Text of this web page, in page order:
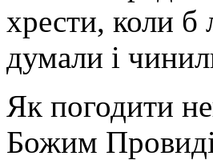
хрести, коли
думали і
Як погодити
Божим